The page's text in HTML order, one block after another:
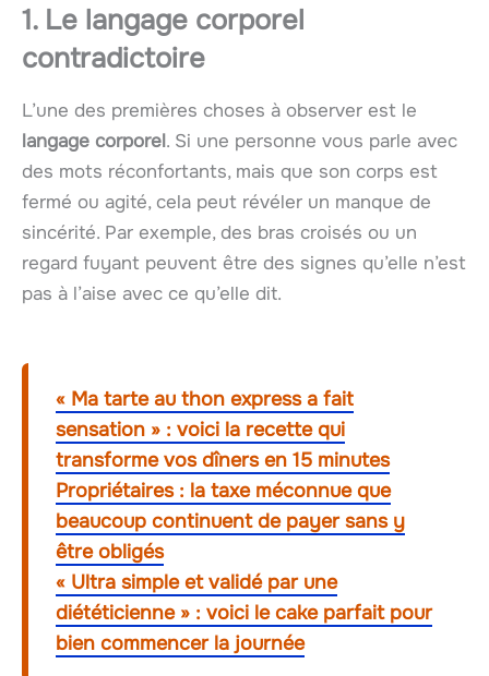
1. Le langage corporel
contradictoire
L’une des premières choses à observer est le
langage corporel. Si une personne vous parle avec
des mots réconfortants, mais que son corps est
fermé ou agité, cela peut révéler un manque de
sincérité. Par exemple, des bras croisés ou un
regard fuyant peuvent être des signes qu’elle n’est
pas à l’aise avec ce qu’elle dit.
« Ma tarte au thon express a fait
sensation » : voici la recette qui
transforme vos dîners en 15 minutes
Propriétaires : la taxe méconnue que
beaucoup continuent de payer sans y
être obligés
« Ultra simple et validé par une
diététicienne » : voici le cake parfait pour
bien commencer la journée